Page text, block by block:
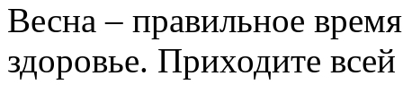
Весна – правильное
здоровье. Приходите